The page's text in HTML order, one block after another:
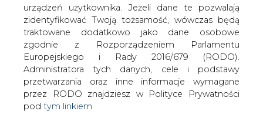
WŁĄCZ CIRE.TV
Europejskiego i Rady 2016/679 (RODO).
Administratora tych danych, cele i podstawy
przetwarzania oraz inne informacje wymagane
przez RODO znajdziesz w Polityce Prywatności
podtym linkiem.
Jeżeli korzystasz także z innych usług dostępnych
za pośrednictwem naszego serwisu, przetwarzamy
też Twoje dane osobowe podane przy zakładaniu
Strona główna / CIEPŁOWNICTWO / Górnicy dołowi
będą mieli gwarancję pracy do emerytury; bez
porozumienia ws. horyzontu działania kopalń